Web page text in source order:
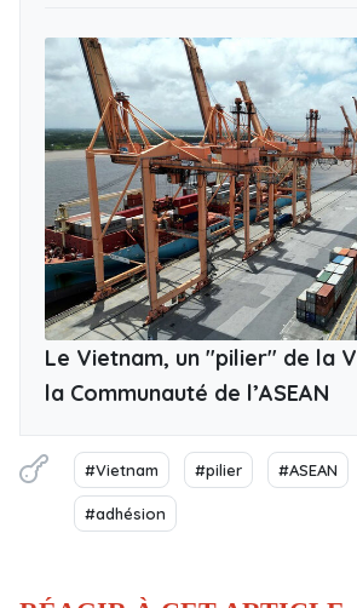
Le Vietnam, un "pilier" de la
la Communauté de l’ASEAN
#Vietnam #pilier #ASEAN
#adhésion